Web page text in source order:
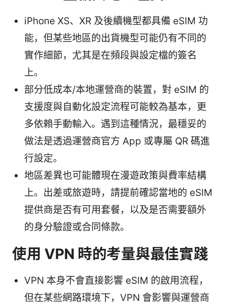
iPhone XS、XR 及後續機型都具備 eSIM 功
能，但某些地區的出貨機型可能仍有不同的
實作細節，尤其是在頻段與設定檔的簽名
上。
部分低成本/本地運營商的裝置，對 eSIM 的
支援度與自動化設定流程可能較為基本，更
多依賴手動輸入。遇到這種情況，最穩妥的
做法是透過運營商官方 App 或專屬 QR 碼進
行設定。
地區差異也可能體現在漫遊政策與費率結構
上。出差或旅遊時，請提前確認當地的 eSIM
提供商是否有可用套餐，以及是否需要額外
的身分驗證或合同條款。
使用 VPN 時的考量與最佳實踐
VPN 本身不會直接影響 eSIM 的啟用流程，
但在某些網路環境下，VPN 會影響與運營商